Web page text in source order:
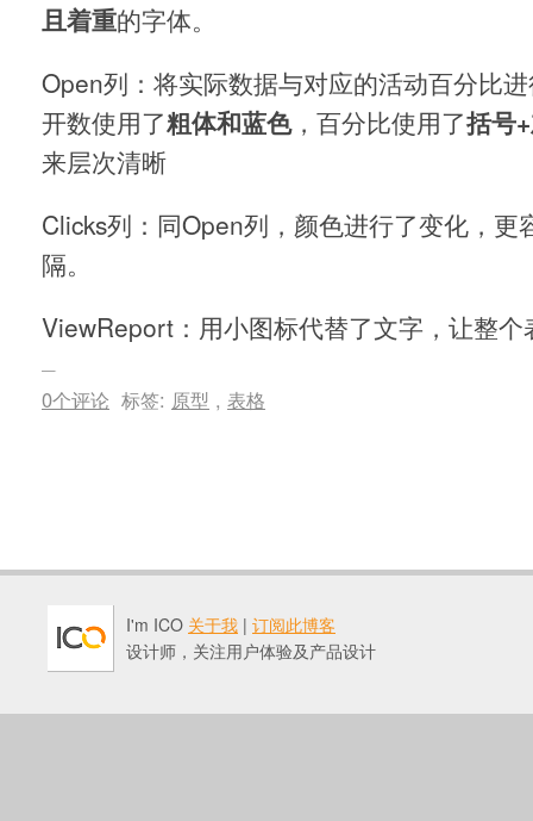
且着重的字体。
Open列：将实际数据与对应的活动百分比
开数使用了粗体和蓝色，百分比使用了括号
来层次清晰
Clicks列：同Open列，颜色进行了变化，更
隔。
ViewReport：用小图标代替了文字，让整个
0个评论 标签: 原型 , 表格
I'm ICO 关于我 | 订阅此博客
设计师，关注用户体验及产品设计